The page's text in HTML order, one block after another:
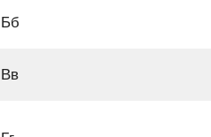
Бб
Вв